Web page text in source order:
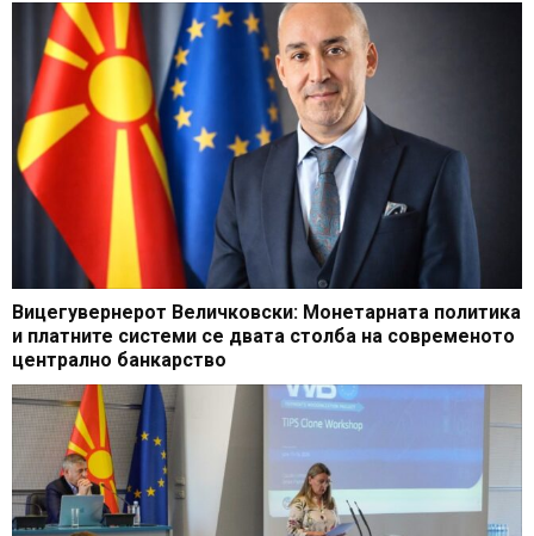
Вицегувернерот Величковски: Монетарната политика
и платните системи се двата столба на современото
централно банкарство